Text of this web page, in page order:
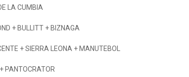
LA CUMBIA
+ BULLITT + BIZNAGA
+ SIERRA LEONA + MANUTEBOL
PANTOCRATOR